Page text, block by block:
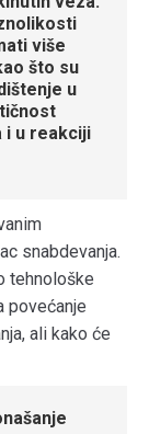
više
što su
u
i u reakciji
snabdevanja.
tehnološke
povećanje
ali kako će